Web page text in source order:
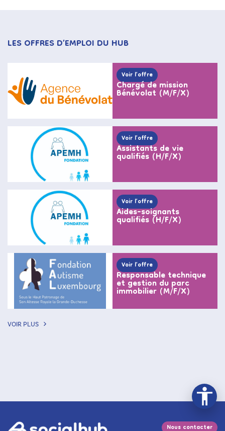
LES OFFRES D’EMPLOI DU HUB
Voir l’offre
Chargé de mission
Bénévolat (M/F/X)
Voir l’offre
Assistants de vie
qualifiés (H/F/X)
Voir l’offre
Aides-soignants
qualifiés (H/F/X)
Voir l’offre
Responsable technique
et gestion du parc
immobilier (M/F/X)
VOIR PLUS
Nous contacter